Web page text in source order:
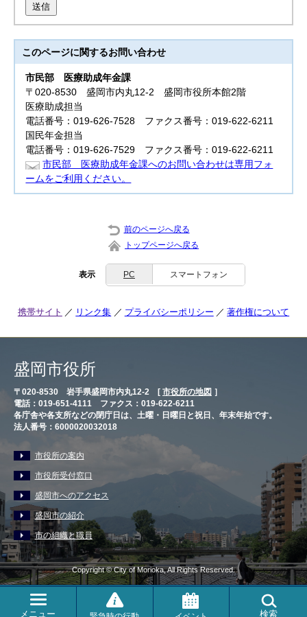
送信
このページに関するお問い合わせ
市民部
医療助成年金課
〒020-8530 盛岡市内丸12-2 盛岡市役所本館2階
医療助成担当
電話番号：019-626-7528 ファクス番号：019-622-6211
国民年金担当
電話番号：019-626-7529 ファクス番号：019-622-6211
市民部 医療助成年金課へのお問い合わせは専用フォ
ームをご利用ください。
前のページへ戻る
トップページへ戻る
表示 PC スマートフォン
メニュー 検索
携帯サイト リンク集 プライバシーポリシー 著作権について
盛岡市役所
〒020-8530 岩手県盛岡市内丸12-2 [ 市役所の地図 ］
電話：019-651-4111 ファクス：019-622-6211
各庁舎や各支所などの閉庁日は、土曜・日曜日と祝日、年末年始です。
法人番号：6000020032018
市役所の案内
市役所受付窓口
盛岡市へのアクセス
盛岡市の紹介
市の組織と職員
Copyright © City of Morioka, All Rights Reserved.